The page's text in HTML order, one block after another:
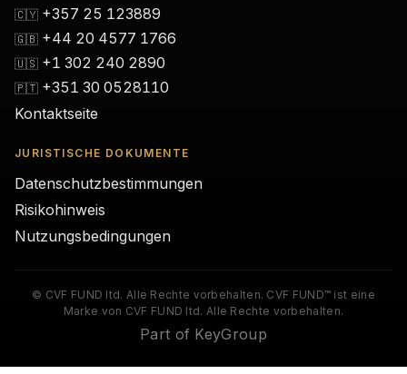
🇨🇾 +357 25 123889
🇬🇧 +44 20 4577 1766
🇺🇸 +1 302 240 2890
🇵🇹 +351 30 0528110
Kontaktseite
JURISTISCHE DOKUMENTE
Datenschutzbestimmungen
Risikohinweis
Nutzungsbedingungen
© CVF FUND ltd. Alle Rechte vorbehalten. CVF FUND™ ist eine
Marke von CVF FUND ltd. Alle Rechte vorbehalten.
Part of KeyGroup